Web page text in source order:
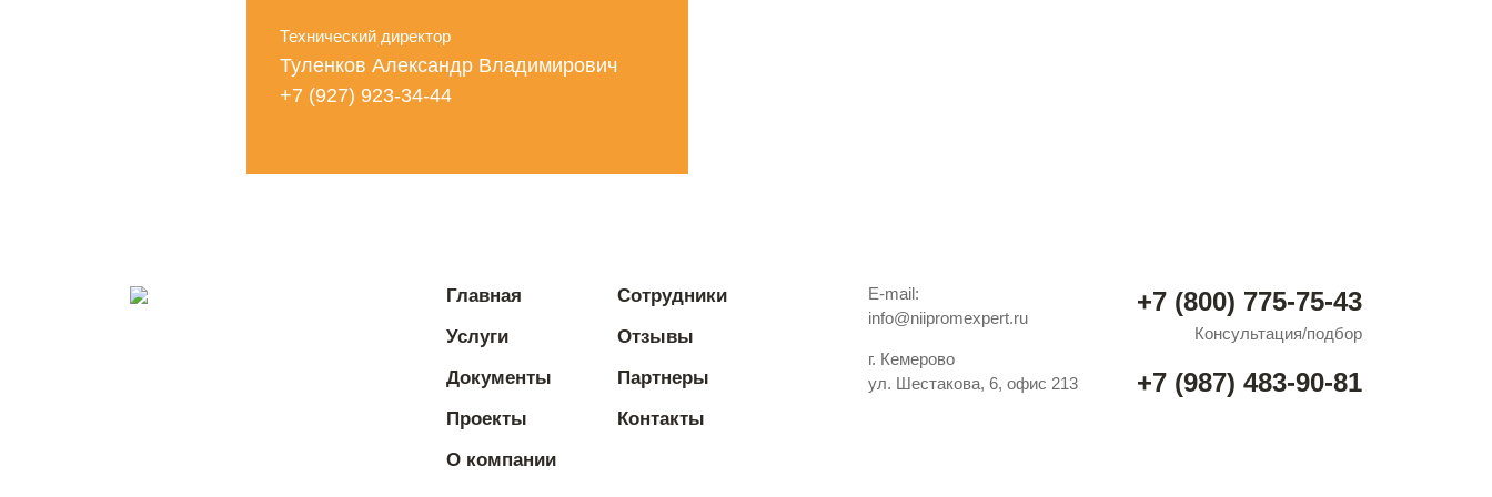
Технический директор
Туленков Александр Владимирович
+7 (927) 923-34-44
Главная
Услуги
Документы
Проекты
О компании
Сотрудники
Отзывы
Партнеры
Контакты
E-mail:
info@niipromexpert.ru
г. Кемерово
ул. Шестакова, 6, офис 213
+7 (800) 775-75-43
Консультация/подбор
+7 (987) 483-90-81